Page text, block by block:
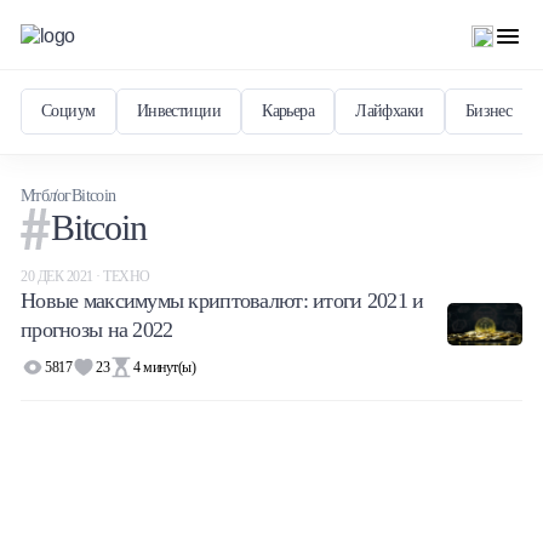
Социум Инвестиции Карьера Лайфхаки Бизнес
МтблогBitcoin
Bitcoin
20 ДЕК 2021 · ТЕХНО
Новые максимумы криптовалют: итоги 2021 и
прогнозы на 2022
5817 23 4минут(ы)